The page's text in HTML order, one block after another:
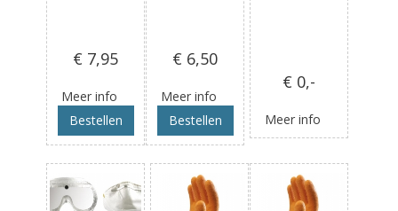
€ 7,95
Meer info
Bestellen
€ 6,50
Meer info
Bestellen
€ 0,-
Meer info